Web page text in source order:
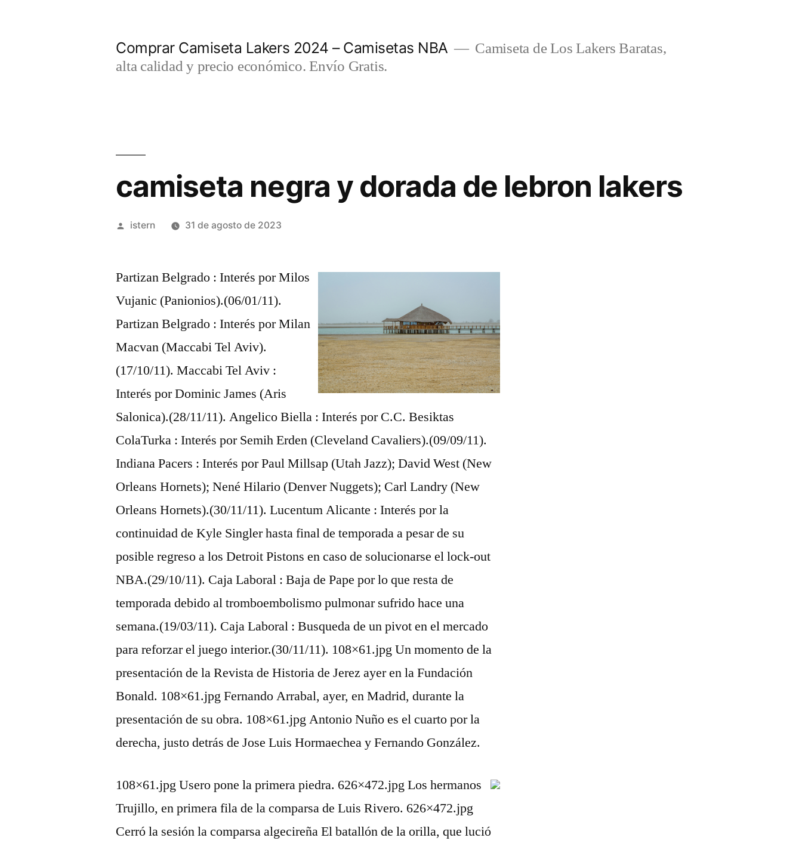
Comprar Camiseta Lakers 2024 – Camisetas NBA
Camiseta de Los Lakers Baratas,
alta calidad y precio económico. Envío Gratis.
camiseta negra y dorada de lebron lakers
Publicado
istern 31 de agosto de 2023
Partizan Belgrado : Interés por Milos
Vujanic (Panionios).(06/01/11).
Partizan Belgrado : Interés por Milan
Macvan (Maccabi Tel Aviv).
(17/10/11). Maccabi Tel Aviv :
Interés por Dominic James (Aris
Salonica).(28/11/11). Angelico Biella : Interés por C.C. Besiktas
ColaTurka : Interés por Semih Erden (Cleveland Cavaliers).(09/09/11).
Indiana Pacers : Interés por Paul Millsap (Utah Jazz); David West (New
Orleans Hornets); Nené Hilario (Denver Nuggets); Carl Landry (New
Orleans Hornets).(30/11/11). Lucentum Alicante : Interés por la
continuidad de Kyle Singler hasta final de temporada a pesar de su
posible regreso a los Detroit Pistons en caso de solucionarse el lock-out
NBA.(29/10/11). Caja Laboral : Baja de Pape por lo que resta de
temporada debido al tromboembolismo pulmonar sufrido hace una
semana.(19/03/11). Caja Laboral : Busqueda de un pivot en el mercado
para reforzar el juego interior.(30/11/11). 108×61.jpg Un momento de la
presentación de la Revista de Historia de Jerez ayer en la Fundación
Bonald. 108×61.jpg Fernando Arrabal, ayer, en Madrid, durante la
presentación de su obra. 108×61.jpg Antonio Nuño es el cuarto por la
derecha, justo detrás de Jose Luis Hormaechea y Fernando González.
108×61.jpg Usero pone la primera piedra. 626×472.jpg Los hermanos
Trujillo, en primera fila de la comparsa de Luis Rivero. 626×472.jpg
Cerró la sesión la comparsa algecireña El batallón de la orilla, que lució